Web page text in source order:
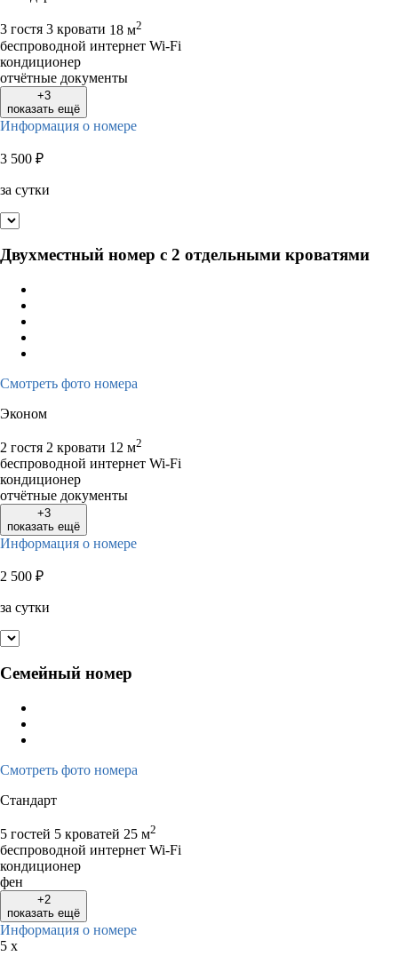
3 гостя 3 кровати 18 м2
беспроводной интернет Wi-Fi
кондиционер
отчётные документы
+3
показать ещё
Информация о номере
3 500 ₽
за сутки
Двухместный номер с 2 отдельными кроватями
Смотреть фото номера
Эконом
2 гостя 2 кровати 12 м2
беспроводной интернет Wi-Fi
кондиционер
отчётные документы
+3
показать ещё
Информация о номере
2 500 ₽
за сутки
Семейный номер
Смотреть фото номера
Стандарт
5 гостей 5 кроватей 25 м2
беспроводной интернет Wi-Fi
кондиционер
фен
+2
показать ещё
Информация о номере
5 x